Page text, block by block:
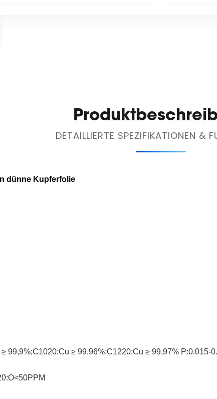
DETAILLIERTE SPEZIFIKATIONEN &
dünne Kupferfolie
99,9%;C1020:Cu ≥ 99,96%;C1220:Cu ≥ 99,97% P:0.015-